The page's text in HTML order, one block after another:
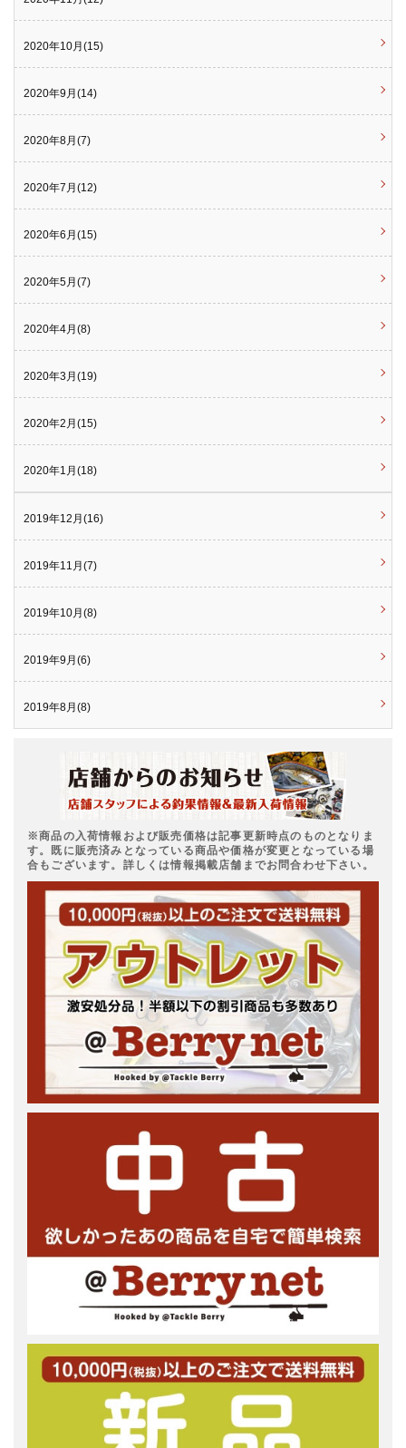
2020年10月(15)
2020年9月(14)
2020年8月(7)
2020年7月(12)
2020年6月(15)
2020年5月(7)
2020年4月(8)
2020年3月(19)
2020年2月(15)
2020年1月(18)
2019年12月(16)
2019年11月(7)
2019年10月(8)
2019年9月(6)
2019年8月(8)
※商品の入荷情報および販売価格は記事更新時点のものとなりま
す。既に販売済みとなっている商品や価格が変更となっている場
合もございます。詳しくは情報掲載店舗までお問合わせ下さい。